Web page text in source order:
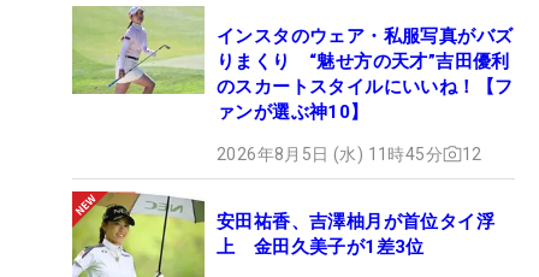
インスタのウェア・私服写真がバズ
りまくり “魅せ方の天才”吉田優利
のスカートスタイルにいいね！【フ
ァンが選ぶ神10】
2026年8月5日 (水) 11時45分 12
安田祐香、吉澤柚月が首位タイ浮
上 金田久美子が1差3位